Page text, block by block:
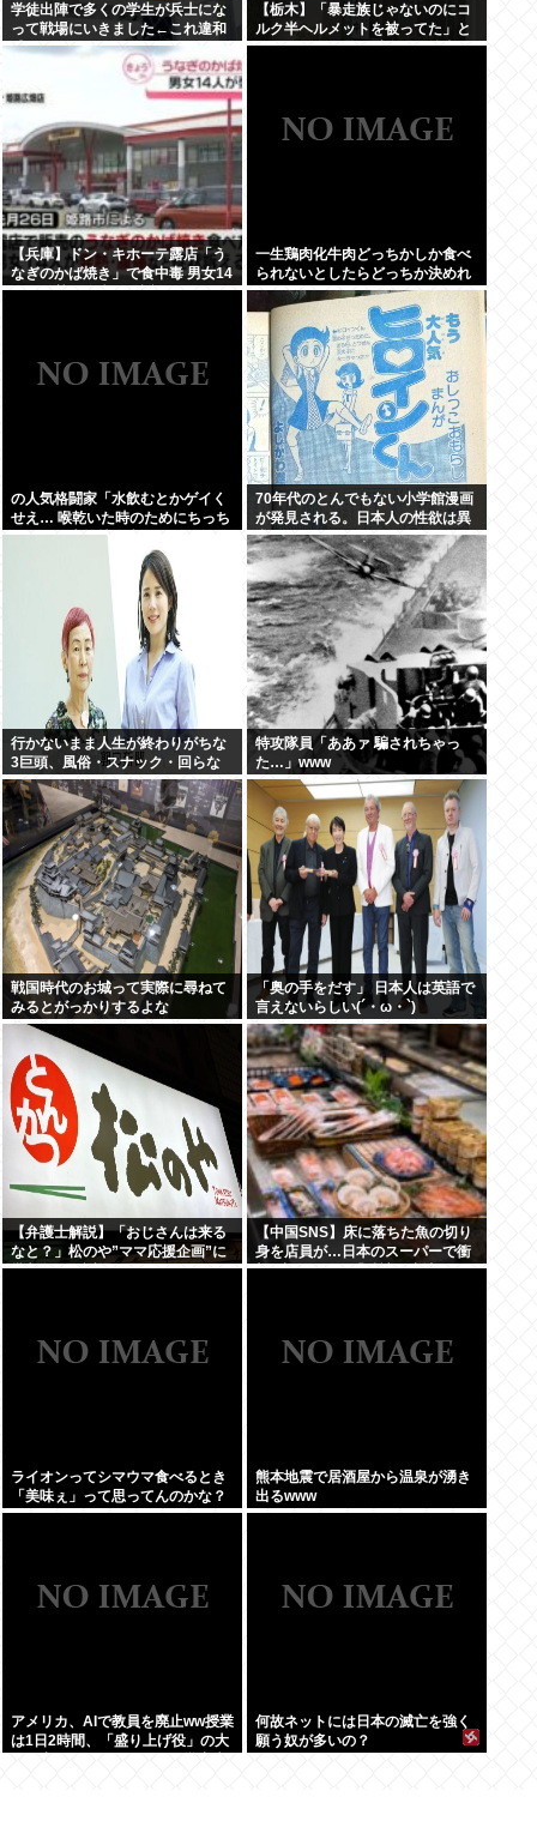
学徒出陣で多くの学生が兵士にな
って戦場にいきました←これ違和
感しかないんだが
【栃木】「暴走族じゃないのにコ
ルク半ヘルメットを被ってた」と
因縁をつけて暴行 少年らと父親を
【兵庫】ドン・キホーテ露店「う
なぎのかば焼き」で食中毒 男女14
人が発熱や腹痛など訴え…サルモ
一生鶏肉化牛肉どっちかしか食べ
られないとしたらどっちか決めれ
る？
の人気格闘家「水飲むとかゲイく
せえ… 喉乾いた時のためにちっち
ゃいゲイ水筒持ち歩くとか。」
70年代のとんでもない小学館漫画
が発見される。日本人の性欲は異
常
行かないまま人生が終わりがちな
3巨頭、風俗・スナック・回らな
い寿司屋
特攻隊員「ああァ 騙されちゃっ
た…」www
戦国時代のお城って実際に尋ねて
みるとがっかりするよな
「奥の手をだす」 日本人は英語で
言えないらしい(´・ω・`)
【弁護士解説】「おじさんは来る
なと？」松のや”ママ応援企画”に
批判殺到→謝罪…キャンペーンは
【中国SNS】床に落ちた魚の切り
身を店員が…日本のスーパーで衝
撃=中国ネット「精神が崩壊」
ライオンってシマウマ食べるとき
「美味ぇ」って思ってんのかな？
熊本地震で居酒屋から温泉が湧き
出るwww
アメリカ、AIで教員を廃止ww授業
は1日2時間、「盛り上げ役」の大
何故ネットには日本の滅亡を強く
願う奴が多いの？